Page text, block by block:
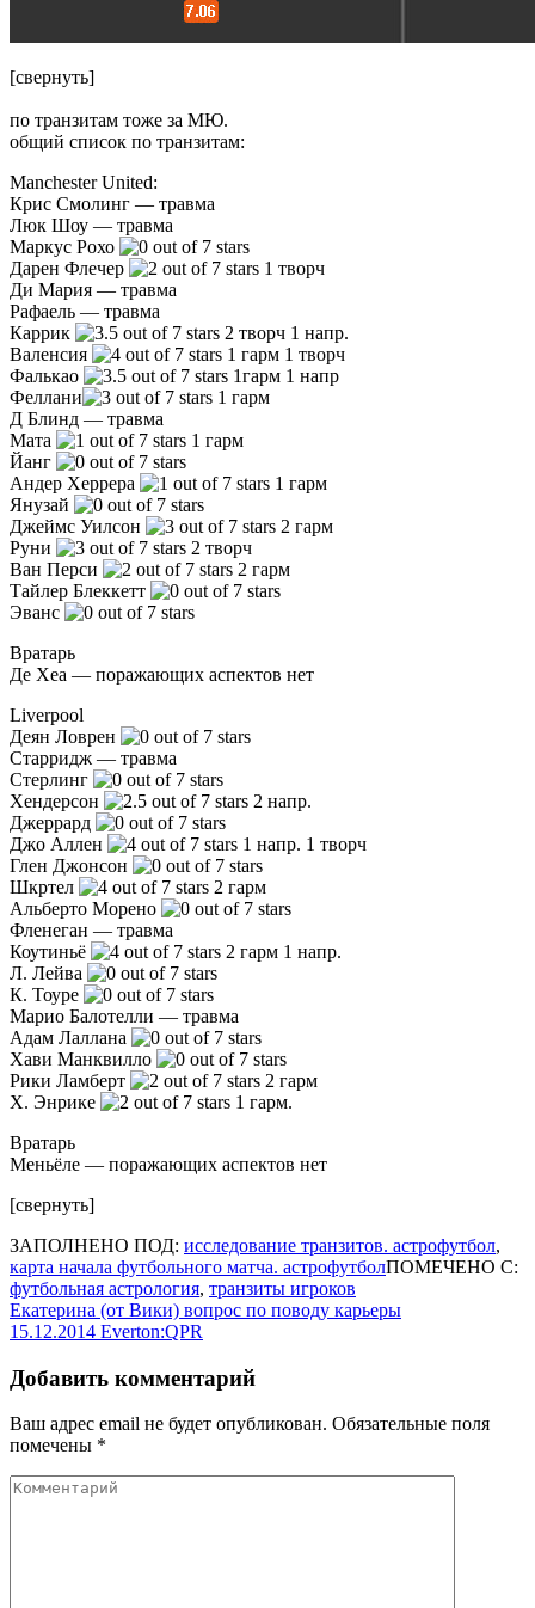
[свернуть]
по транзитам тоже за МЮ.
общий список по транзитам:
Manchester United:
Крис Смолинг — травма
Люк Шоу — травма
Маркус Рохо
Дарен Флечер
1 творч
Ди Мария — травма
Рафаель — травма
Каррик
2 творч 1 напр.
Валенсия
1 гарм 1 творч
Фалькао
1гарм 1 напр
Феллани
1 гарм
Д Блинд — травма
Мата
1 гарм
Йанг
Андер Херрера
1 гарм
Янузай
Джеймс Уилсон
2 гарм
Руни
2 творч
Ван Перси
2 гарм
Тайлер Блеккетт
Эванс
Вратарь
Де Хеа — поражающих аспектов нет
Liverpool
Деян Ловрен
Старридж — травма
Стерлинг
Хендерсон
2 напр.
Джеррард
Джо Аллен
1 напр. 1 творч
Глен Джонсон
Шкртел
2 гарм
Альберто Морено
Фленеган — травма
Коутиньё
2 гарм 1 напр.
Л. Лейва
К. Тоуре
Марио Балотелли — травма
Адам Лаллана
Хави Манквилло
Рики Ламберт
2 гарм
Х. Энрике
1 гарм.
Вратарь
Меньёле — поражающих аспектов нет
[свернуть]
ЗАПОЛНЕНО ПОД: исследование транзитов. астрофутбол,
карта начала футбольного матча. астрофутболПОМЕЧЕНО С:
футбольная астрология, транзиты игроков
Навигация
по
записям
Екатерина (от Вики) вопрос по поводу карьеры
15.12.2014 Everton:QPR
Добавить комментарий
Ваш адрес email не будет опубликован. Обязательные поля
помечены *
Комментарий